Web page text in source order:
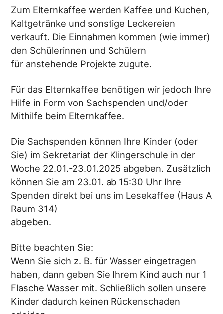
Zum Elternkaffee werden Kaffee und Kuchen,
Kaltgetränke und sonstige Leckereien
verkauft. Die Einnahmen kommen (wie immer)
den Schülerinnen und Schülern
für anstehende Projekte zugute.
Für das Elternkaffee benötigen wir jedoch Ihre
Hilfe in Form von Sachspenden und/oder
Mithilfe beim Elternkaffee.
Die Sachspenden können Ihre Kinder (oder
Sie) im Sekretariat der Klingerschule in der
Woche 22.01.-23.01.2025 abgeben. Zusätzlich
können Sie am 23.01. ab 15:30 Uhr Ihre
Spenden direkt bei uns im Lesekaffee (Haus A
Raum 314)
abgeben.
Bitte beachten Sie:
Wenn Sie sich z. B. für Wasser eingetragen
haben, dann geben Sie Ihrem Kind auch nur 1
Flasche Wasser mit. Schließlich sollen unsere
Kinder dadurch keinen Rückenschaden